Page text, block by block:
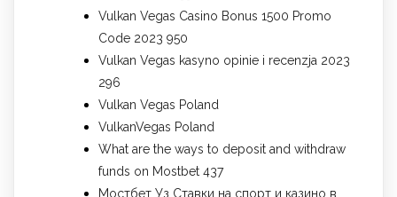
Vulkan Vegas Casino Bonus 1500 Promo
Code 2023 950
Vulkan Vegas kasyno opinie i recenzja 2023
296
Vulkan Vegas Poland
VulkanVegas Poland
What are the ways to deposit and withdraw
funds on Mostbet 437
Мостбет Уз Ставки на спорт и казино в